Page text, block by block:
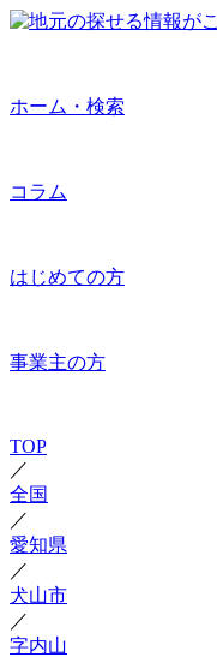
ホーム・検索
コラム
はじめての方
事業主の方
TOP
／
全国
／
愛知県
／
犬山市
／
字内山